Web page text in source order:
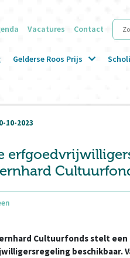
Vacatures Contact
Gelderse Roos Prijs
10-2023
Cultuurfonds stelt
beschikbaar.